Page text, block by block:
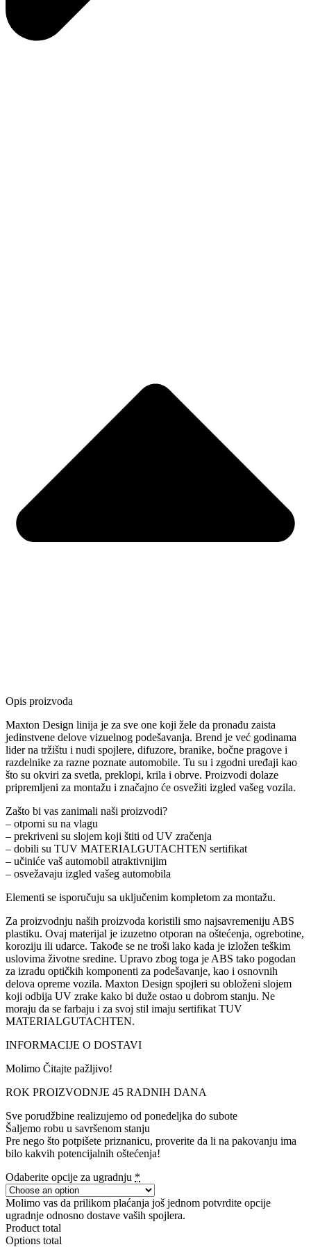
Opis proizvoda
Maxton Design linija je za sve one koji žele da pronađu zaista
jedinstvene delove vizuelnog podešavanja. Brend je već godinama
lider na tržištu i nudi spojlere, difuzore, branike, bočne pragove i
razdelnike za razne poznate automobile. Tu su i zgodni uređaji kao
što su okviri za svetla, preklopi, krila i obrve. Proizvodi dolaze
pripremljeni za montažu i značajno će osvežiti izgled vašeg vozila.
Zašto bi vas zanimali naši proizvodi?
– otporni su na vlagu
– prekriveni su slojem koji štiti od UV zračenja
– dobili su TUV MATERIALGUTACHTEN sertifikat
– učiniće vaš automobil atraktivnijim
– osvežavaju izgled vašeg automobila
Elementi se isporučuju sa uključenim kompletom za montažu.
Za proizvodnju naših proizvoda koristili smo najsavremeniju ABS
plastiku. Ovaj materijal je izuzetno otporan na oštećenja, ogrebotine,
koroziju ili udarce. Takođe se ne troši lako kada je izložen teškim
uslovima životne sredine. Upravo zbog toga je ABS tako pogodan
za izradu optičkih komponenti za podešavanje, kao i osnovnih
delova opreme vozila. Maxton Design spojleri su obloženi slojem
koji odbija UV zrake kako bi duže ostao u dobrom stanju. Ne
moraju da se farbaju i za svoj stil imaju sertifikat TUV
MATERIALGUTACHTEN.
INFORMACIJE O DOSTAVI
Molimo Čitajte pažljivo!
ROK PROIZVODNJE 45 RADNIH DANA
Sve porudžbine realizujemo od ponedeljka do subote
Šaljemo robu u savršenom stanju
Pre nego što potpišete priznanicu, proverite da li na pakovanju ima
bilo kakvih potencijalnih oštećenja!
Odaberite opcije za ugradnju *
Molimo vas da prilikom plaćanja još jednom potvrdite opcije
ugradnje odnosno dostave vaših spojlera.
Product total
Options total